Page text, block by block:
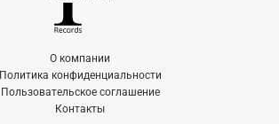
О компании
Политика конфиденциальности
Пользовательское соглашение
Контакты